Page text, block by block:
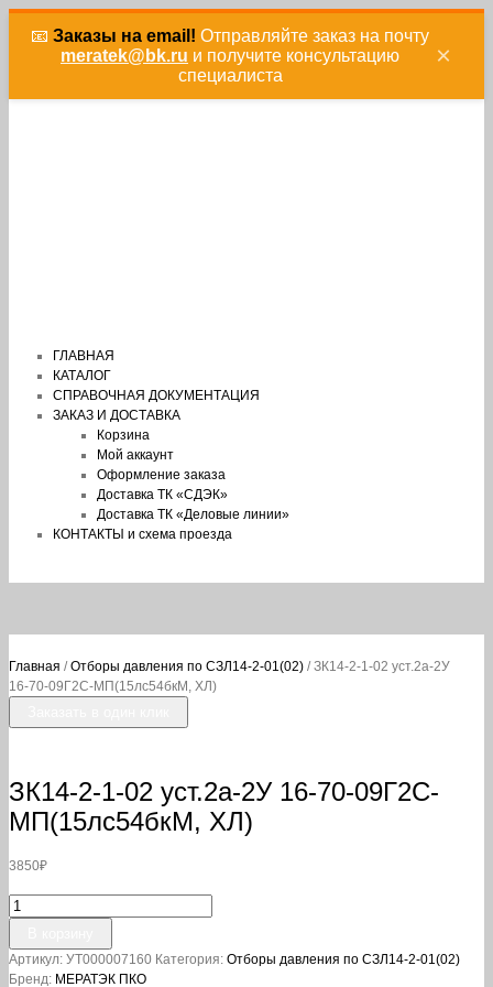
📧 Заказы на email! Отправляйте заказ на почту
meratek@bk.ru и получите консультацию
специалиста
×
ГЛАВНАЯ
КАТАЛОГ
СПРАВОЧНАЯ ДОКУМЕНТАЦИЯ
ЗАКАЗ И ДОСТАВКА
Корзина
Мой аккаунт
Оформление заказа
Доставка ТК «СДЭК»
Доставка ТК «Деловые линии»
КОНТАКТЫ и схема проезда
Главная /Отборы давления по СЗЛ14-2-01(02) / ЗК14-2-1-02 уст.2а-2У
16-70-09Г2С-МП(15лс54бкМ, ХЛ)
ЗК14-2-1-02 уст.2а-2У 16-70-09Г2С-
МП(15лс54бкМ, ХЛ)
3850₽
Количество
товара
ЗК14-
2-
1-
Артикул: УТ000007160 Категория: Отборы давления по СЗЛ14-2-01(02)
Бренд: МЕРАТЭК ПКО